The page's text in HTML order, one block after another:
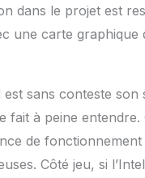
dans le projet est
une carte
sans conteste
à peine
de
Côté jeu, si